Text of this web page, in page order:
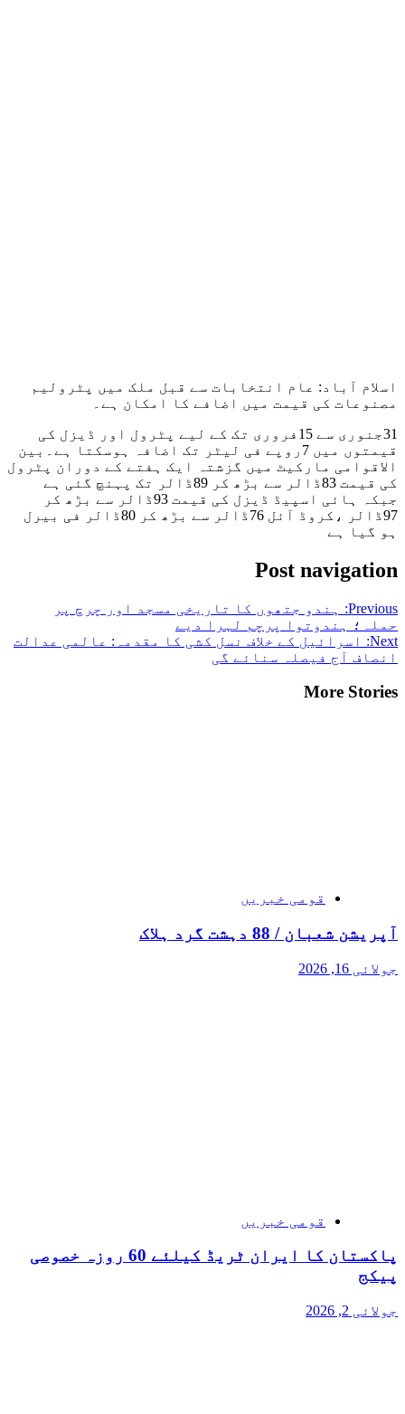
اسلام آباد: عام انتخابات سے قبل ملک میں پٹرولیم
مصنوعات کی قیمت میں اضافے کا امکان ہے۔
31جنوری سے 15فروری تک کے لیے پٹرول اور ڈیزل کی
قیمتوں میں 7روپے فی لیٹر تک اضافہ ہوسکتا ہے۔بین
الاقوامی مارکیٹ میں گزشتہ ایک ہفتے کے دوران پٹرول
کی قیمت 83ڈالر سے بڑھ کر 89ڈالر تک پہنچ گئی ہے
جبکہ ہائی اسپیڈ ڈیزل کی قیمت 93ڈالر سے بڑھ کر
97ڈالر ،کروڈ آئل 76ڈالر سے بڑھ کر 80ڈالر فی بیرل
ہو گیا ہے
Post navigation
Previous:
ہندو جتھوں کا تاریخی مسجد اور چرچ پر
حملہ؛ ہندوتوا پرچم لہرا دیے
Next:
اسرائیل کے خلاف نسل کشی کا مقدمہ: عالمی عدالت
انصاف آج فیصلہ سنائے گی
More Stories
قومی خبریں
آپریشن شعبان / 88 دہشت گرد ہلاک
جولائی 16, 2026
قومی خبریں
پاکستان کا ایران ٹریڈ کیلئے 60 روزہ خصوصی
پیکج
جولائی 2, 2026